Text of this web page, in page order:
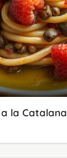
la Catalana